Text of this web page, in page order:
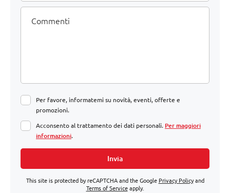
Commenti
Per favore, informatemi su novità, eventi, offerte e
promozioni.
Acconsento al trattamento dei dati personali. Per maggiori
informazioni.
Invia
This site is protected by reCAPTCHA and the Google Privacy Policyand
Terms of Serviceapply.